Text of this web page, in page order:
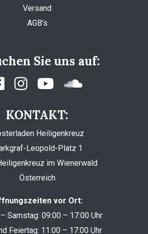
Versand
AGB’s
Sie uns auf:
KONTAKT:
Heiligenkreuz
Leopold-Platz 1
im Wienerwald
Österreich
vor Ort:
Samstag: 09:00 – 17:00 Uhr
Feiertag: 11:00 – 17:00 Uhr